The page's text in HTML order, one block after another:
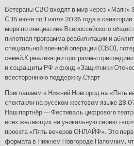
Ветераны СВО входят в мир через «Маяк»
С 15 июня по 1 июля 2026 года в
моря по инициативе Всероссийского
пилотная программа реабилитации и
специальной военной операции (СВО),
семей.К реализации программы
и соцзащиты РФ и фонд «Защитники
всестороннюю поддержку.Старт
Приглашаем в Нижний Новгород на
спектакли на русском жестовом языке
Наш партнёр — Фестиваль цифрового
всех желающих на уникальную серию
проекта «Пять вечеров ОНЛАЙФ». Это
формата в Нижнем Новгороде.Напомним,